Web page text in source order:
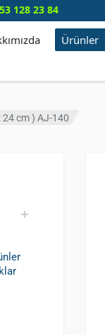
128 23 84
Ürünler
cm ) AJ-140